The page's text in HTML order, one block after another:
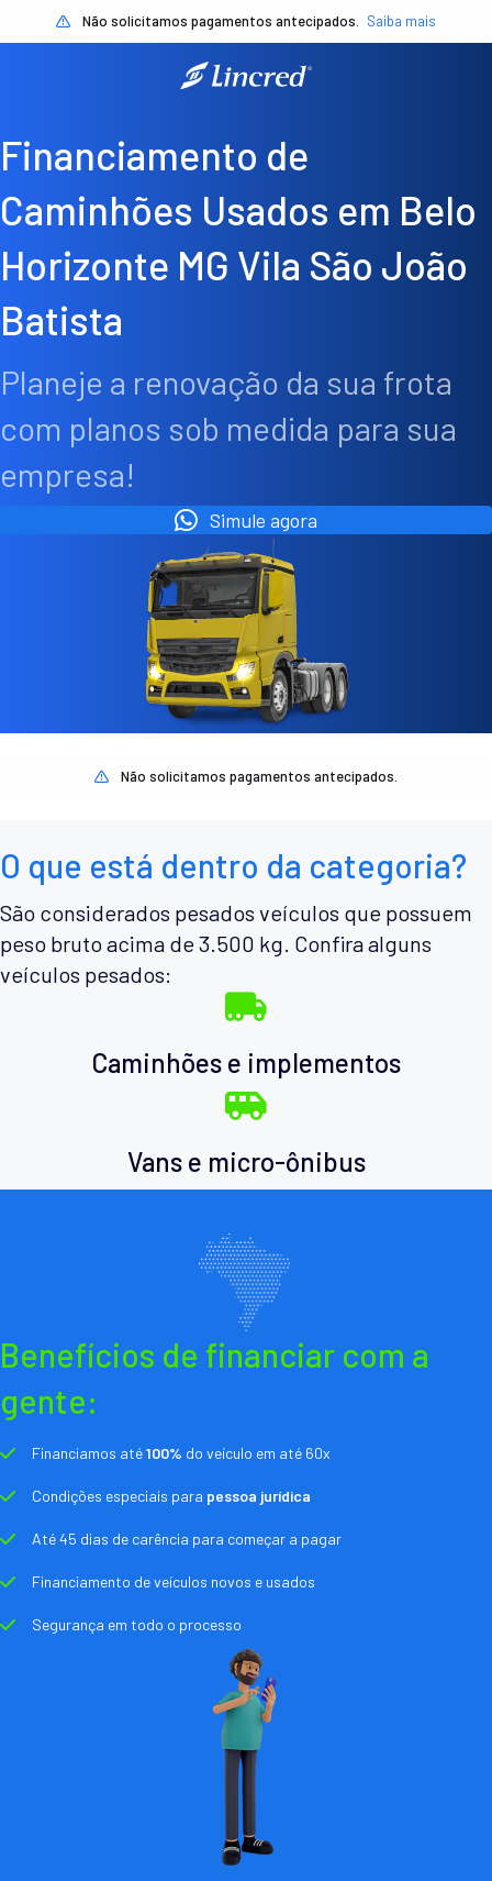
Não solicitamos pagamentos antecipados. Saiba mais
Financiamento de
Caminhões Usados em Belo
Horizonte MG Vila São João
Batista
Planeje a renovação da sua frota
com planos sob medida para sua
empresa!
Simule agora
Não solicitamos pagamentos antecipados.
O que está dentro da categoria?
São considerados pesados veículos que possuem
peso bruto acima de 3.500 kg. Confira alguns
veículos pesados:
Caminhões e implementos
Vans e micro-ônibus
Benefícios de financiar com a
gente:
Financiamos até100% do veículo em até 60x
Condições especiais para pessoa jurídica
Até 45 dias de carência para começar a pagar
Financiamento de veículos novos e usados
Segurança em todo o processo